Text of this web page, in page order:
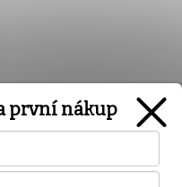
e-shopu nakupovalo co
první nákup